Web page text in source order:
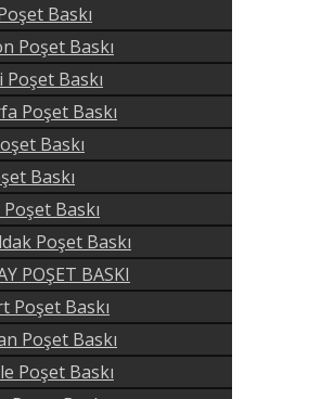
Baskı
Poşet Baskı
Baskı
Poşet Baskı
Baskı
Baskı
Baskı
Poşet Baskı
POŞET BASKI
Poşet Baskı
Poşet Baskı
Poşet Baskı